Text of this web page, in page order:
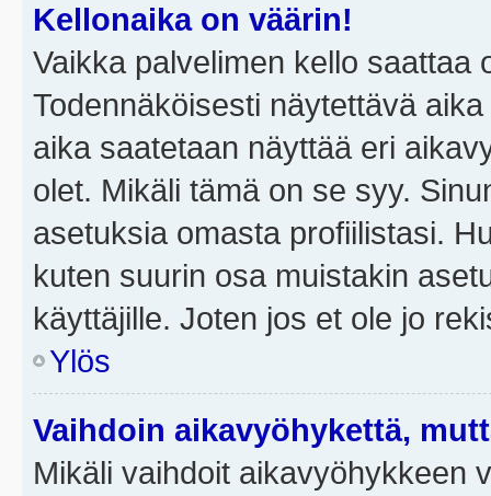
Kellonaika on väärin!
Vaikka palvelimen kello saattaa
Todennäköisesti näytettävä
aika saatetaan näyttää eri
olet. Mikäli tämä on se syy.
asetuksia omasta profiilistasi.
kuten suurin osa muistakin
käyttäjille. Joten jos et ole jo
Ylös
Vaihdoin aikavyöhykettä,
Mikäli vaihdoit aikavyöhykkeen